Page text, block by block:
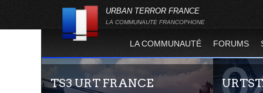
URBAN TERROR FRANCE
LA COMMUNAUTE FRANCOPHONE
LA COMMUNAUTÉ FORUMS
TS3 URT FRANCE